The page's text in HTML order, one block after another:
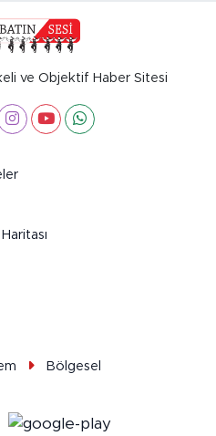
ve Objektif Haber Sitesi
Bölgesel